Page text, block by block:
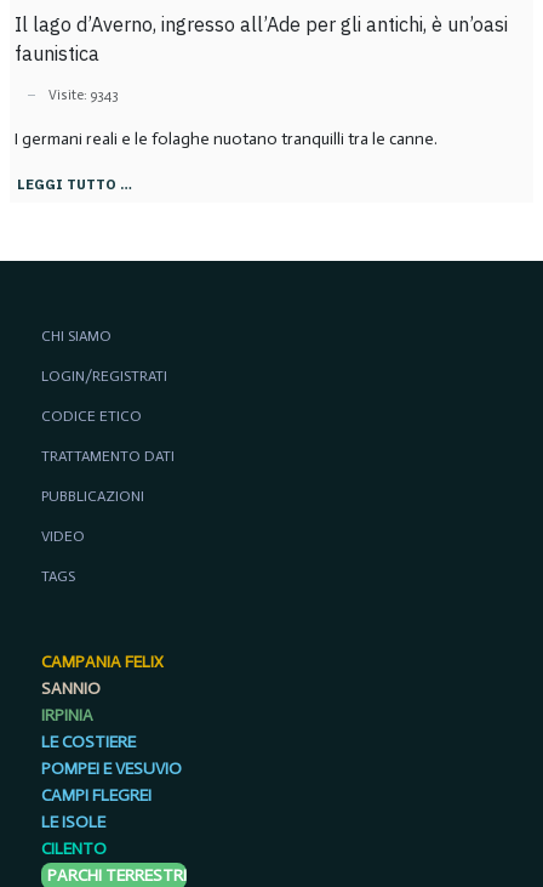
Il lago d’Averno, ingresso all’Ade per gli antichi, è un’oasi
faunistica
Visite: 9343
I germani reali e le folaghe nuotano tranquilli tra le canne.
LEGGI TUTTO …
CHI SIAMO
LOGIN/REGISTRATI
CODICE ETICO
TRATTAMENTO DATI
PUBBLICAZIONI
VIDEO
TAGS
CAMPANIA FELIX
SANNIO
IRPINIA
LE COSTIERE
POMPEI E VESUVIO
CAMPI FLEGREI
LE ISOLE
CILENTO
PARCHI TERRESTRI